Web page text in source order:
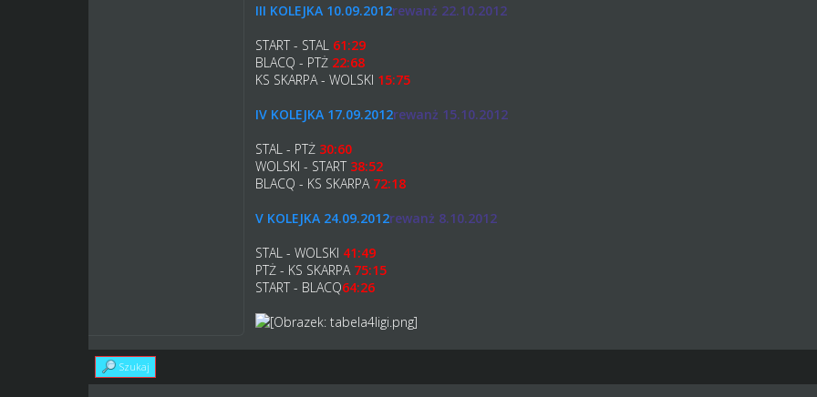
III KOLEJKA 10.09.2012rewanż 22.10.2012
START - STAL 61:29
BLACQ - PTŻ 22:68
KS SKARPA - WOLSKI 15:75
IV KOLEJKA 17.09.2012rewanż 15.10.2012
STAL - PTŻ 30:60
WOLSKI - START 38:52
BLACQ - KS SKARPA 72:18
V KOLEJKA 24.09.2012rewanż 8.10.2012
STAL - WOLSKI 41:49
PTŻ - KS SKARPA 75:15
START - BLACQ64:26
Szukaj